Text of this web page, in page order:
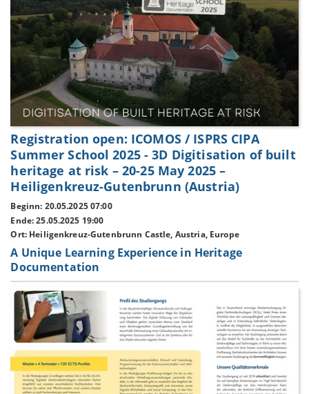
Registration open: ICOMOS / ISPRS CIPA
Summer School 2025 - 3D Digitisation of built
heritage at risk – 20-25 May 2025 –
Heiligenkreuz-Gutenbrunn (Austria)
Beginn: 20.05.2025 07:00
Ende: 25.05.2025 19:00
Ort: Heiligenkreuz-Gutenbrunn Castle, Austria, Europe
A Unique Learning Experience in Heritage
Documentation